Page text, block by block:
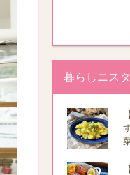
暮らしニス